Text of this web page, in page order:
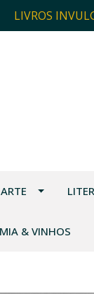
LIVROS
ARTE
& VINHOS